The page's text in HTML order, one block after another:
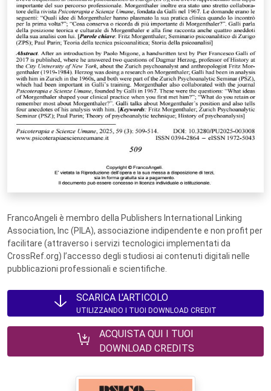
FrancoAngeli è membro della Publishers International Linking
Association, Inc (PILA), associazione indipendente e non profit per
facilitare (attraverso i servizi tecnologici implementati da
CrossRef.org) l’accesso degli studiosi ai contenuti digitali nelle
pubblicazioni professionali e scientifiche.
SCARICA L'ARTICOLO
UTILIZZANDO I TUOI DOWNLOAD CREDIT
ACQUISTA QUI I TUOI
DOWNLOAD CREDITS